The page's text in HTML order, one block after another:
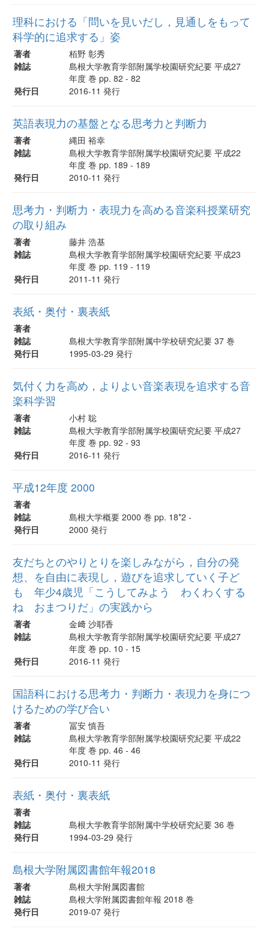
理科における「問いを見いだし，見通しをもって
科学的に追求する」姿
著者
栢野 彰秀
雑誌
島根大学教育学部附属学校園研究紀要 平成27
年度 巻 pp. 82 - 82
発行日
2016-11 発行
英語表現力の基盤となる思考力と判断力
著者
縄田 裕幸
雑誌
島根大学教育学部附属学校園研究紀要 平成22
年度 巻 pp. 189 - 189
発行日
2010-11 発行
思考力・判断力・表現力を高める音楽科授業研究
の取り組み
著者
藤井 浩基
雑誌
島根大学教育学部附属学校園研究紀要 平成23
年度 巻 pp. 119 - 119
発行日
2011-11 発行
表紙・奥付・裏表紙
著者
雑誌
島根大学教育学部附属中学校研究紀要 37 巻
発行日
1995-03-29 発行
気付く力を高め，よりよい音楽表現を追求する音
楽科学習
著者
小村 聡
雑誌
島根大学教育学部附属学校園研究紀要 平成27
年度 巻 pp. 92 - 93
発行日
2016-11 発行
平成12年度 2000
著者
雑誌
島根大学概要 2000 巻 pp. 18*2 -
発行日
2000 発行
友だちとのやりとりを楽しみながら，自分の発
想、を自由に表現し，遊びを追求していく子ど
も 年少4歳児「こうしてみよう わくわくする
ね おまつりだ」の実践から
著者
金﨑 沙耶香
雑誌
島根大学教育学部附属学校園研究紀要 平成27
年度 巻 pp. 10 - 15
発行日
2016-11 発行
国語科における思考力・判断力・表現力を身につ
けるための学び合い
著者
冨安 慎吾
雑誌
島根大学教育学部附属学校園研究紀要 平成22
年度 巻 pp. 46 - 46
発行日
2010-11 発行
表紙・奥付・裏表紙
著者
雑誌
島根大学教育学部附属中学校研究紀要 36 巻
発行日
1994-03-29 発行
島根大学附属図書館年報2018
著者
島根大学附属図書館
雑誌
島根大学附属図書館年報 2018 巻
発行日
2019-07 発行